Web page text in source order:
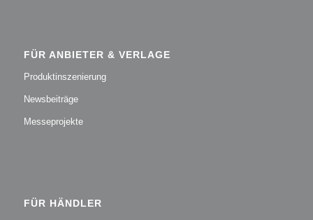
FÜR ANBIETER & VERLAGE
Produktinszenierung
Newsbeiträge
Messeprojekte
FÜR HÄNDLER